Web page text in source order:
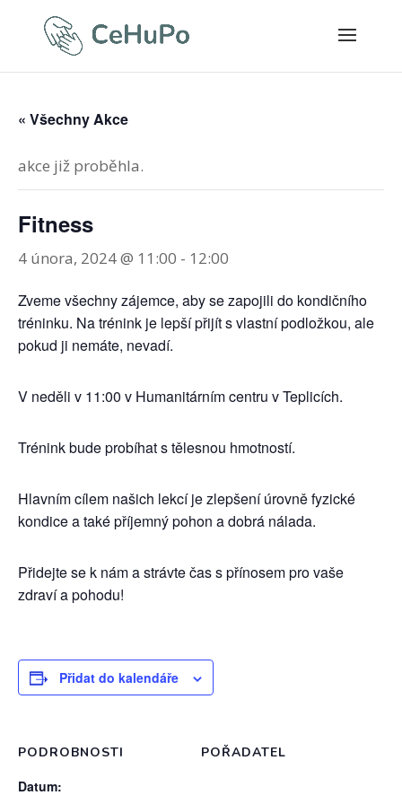
« Všechny Akce
akce již proběhla.
Fitness
4 února, 2024 @ 11:00 - 12:00
Zveme všechny zájemce, aby se zapojili do kondičního
tréninku. Na trénink je lepší přijít s vlastní podložkou, ale
pokud ji nemáte, nevadí.
V neděli v 11:00 v Humanitárním centru v Teplicích.
Trénink bude probíhat s tělesnou hmotností.
Hlavním cílem našich lekcí je zlepšení úrovně fyzické
kondice a také příjemný pohon a dobrá nálada.
Přidejte se k nám a strávte čas s přínosem pro vaše
zdraví a pohodu!
Přidat do kalendáře
PODROBNOSTI
Datum:
POŘADATEL